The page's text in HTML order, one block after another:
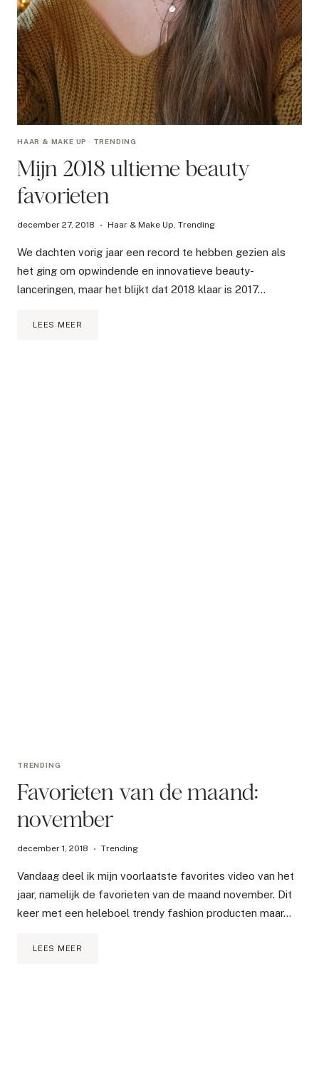
HAAR & MAKE UP · TRENDING
Mijn 2018 ultieme beauty
favorieten
december 27, 2018 Haar & Make Up,Trending
We dachten vorig jaar een record te hebben gezien als
het ging om opwindende en innovatieve beauty-
lanceringen, maar het blijkt dat 2018 klaar is 2017…
LEES MEER
TRENDING
Favorieten van de maand:
november
december 1, 2018 Trending
Vandaag deel ik mijn voorlaatste favorites video van het
jaar, namelijk de favorieten van de maand november. Dit
keer met een heleboel trendy fashion producten maar…
LEES MEER